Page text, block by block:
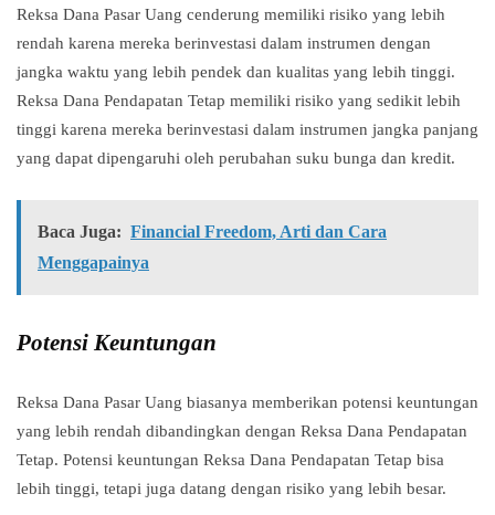
Reksa Dana Pasar Uang cenderung memiliki risiko yang lebih
rendah karena mereka berinvestasi dalam instrumen dengan
jangka waktu yang lebih pendek dan kualitas yang lebih tinggi.
Reksa Dana Pendapatan Tetap memiliki risiko yang sedikit lebih
tinggi karena mereka berinvestasi dalam instrumen jangka panjang
yang dapat dipengaruhi oleh perubahan suku bunga dan kredit.
Baca Juga: Financial Freedom, Arti dan Cara
Menggapainya
Potensi Keuntungan
Reksa Dana Pasar Uang biasanya memberikan potensi keuntungan
yang lebih rendah dibandingkan dengan Reksa Dana Pendapatan
Tetap. Potensi keuntungan Reksa Dana Pendapatan Tetap bisa
lebih tinggi, tetapi juga datang dengan risiko yang lebih besar.